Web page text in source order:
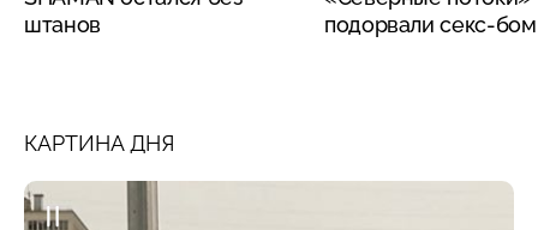
штанов
подорвали секс-
КАРТИНА ДНЯ